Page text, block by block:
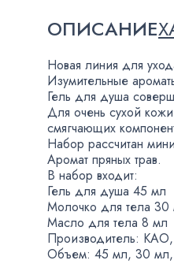
ОПИСАНИЕ
Новая линия для
Изумительные
Гель для душа
Для очень сухой
смягчающих
Набор рассчитан
Аромат пряных трав.
В набор входит:
Гель для душа 45 мл
Молочко для тела 30
Масло для тела 8 мл
Производитель: KAO,
Объем: 45 мл, 30 мл,